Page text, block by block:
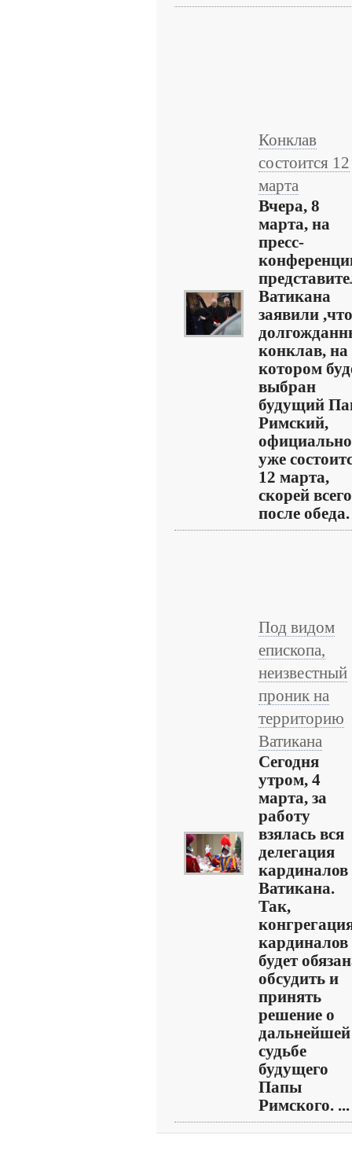
Конклав
состоится 12
марта
Вчера, 8
марта, на
пресс-
Ватикана
заявили ,что
конклав, на
котором
выбран
будущий
Римский,
официально
уже
12 марта,
скорей всего
после обеда.
Под видом
епископа,
неизвестный
проник на
территорию
Ватикана
Сегодня
утром, 4
марта, за
работу
взялась вся
делегация
кардиналов
Ватикана.
Так,
кардиналов
будет
обсудить и
принять
решение о
дальнейшей
судьбе
будущего
Папы
Римского. ...